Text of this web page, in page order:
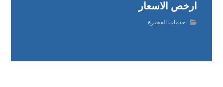
ارخص الاسعار
خدمات الفجيرة